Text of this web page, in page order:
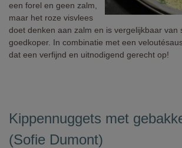
een forel en geen zalm,
maar het roze visvlees
doet denken aan zalm en is vergelijkbaar van
goedkoper. In combinatie met een
dat een verfijnd en uitnodigend gerecht op!
Kippennuggets met
(Sofie Dumont)